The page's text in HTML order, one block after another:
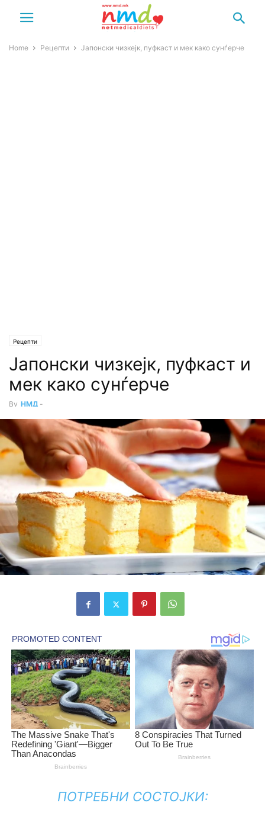
Home Рецепти Јапонски чизкејк, пуфкаст и мек како сунѓерче
Рецепти
Јапонски чизкејк, пуфкаст и
мек како сунѓерче
By НМД -
ПОТРЕБНИ СОСТОЈКИ: